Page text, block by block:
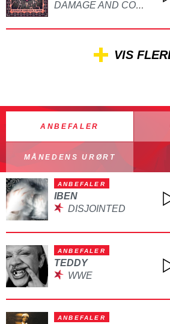
DAMAGE AND COLLAPSE
VIS
ANBEFALER
MÅNEDENS URØRT
ANBEFALER
IBEN
DISJOINTED
ANBEFALER
TEDDY
WWE
ANBEFALER